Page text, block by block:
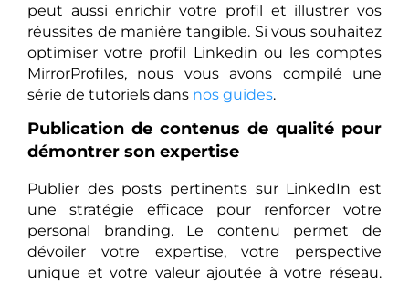
peut aussi enrichir votre profil et illustrer vos
réussites de manière tangible. Si vous souhaitez
optimiser votre profil Linkedin ou les comptes
MirrorProfiles, nous vous avons compilé une
série de tutoriels dans nos guides.
Publication de contenus de qualité pour
démontrer son expertise
Publier des posts pertinents sur LinkedIn est
une stratégie efficace pour renforcer votre
personal branding. Le contenu permet de
dévoiler votre expertise, votre perspective
unique et votre valeur ajoutée à votre réseau.